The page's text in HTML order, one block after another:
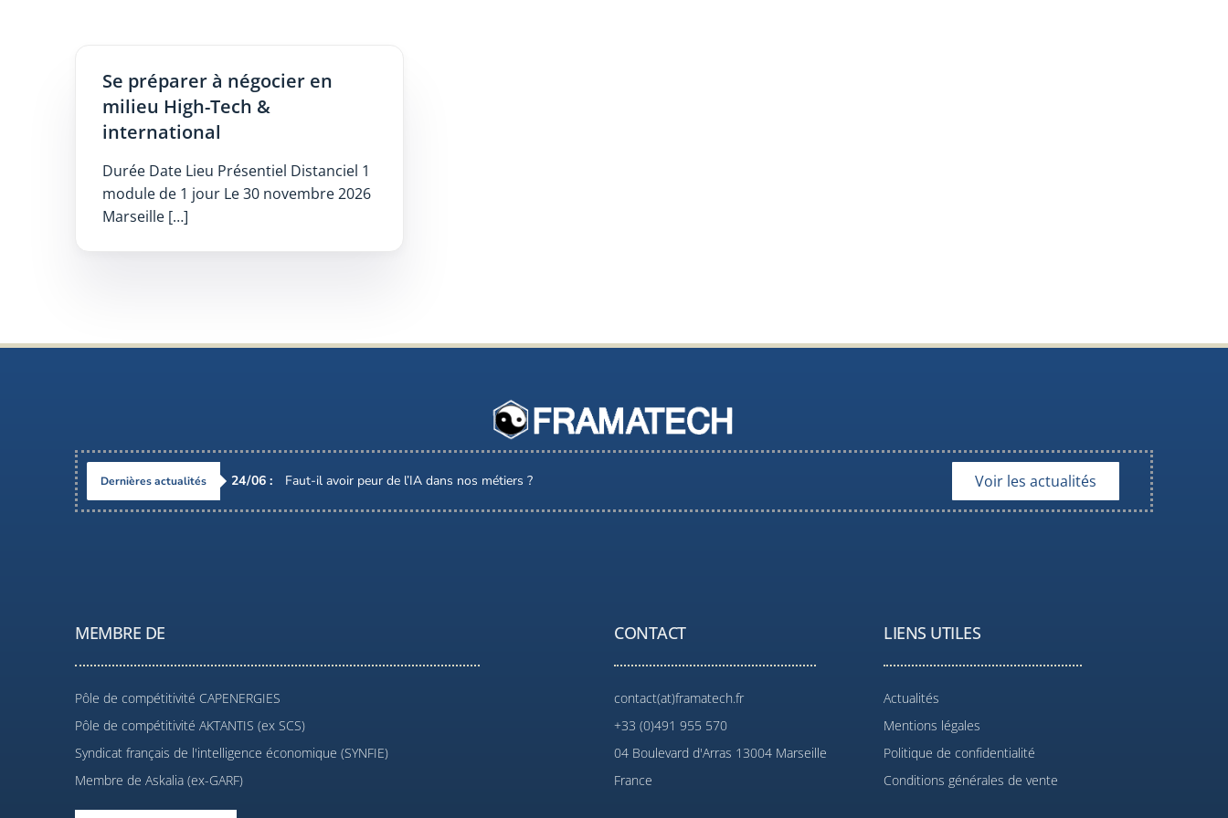
Se préparer à négocier en
milieu High-Tech &
international
Durée Date Lieu Présentiel Distanciel 1
module de 1 jour Le 30 novembre 2026
Marseille […]
Dernières actualités 24/06 : Faut-il avoir peur de l’IA dans nos métiers ? Voir les actualités
MEMBRE DE
Pôle de compétitivité CAPENERGIES
Pôle de compétitivité AKTANTIS (ex SCS)
Syndicat français de l'intelligence économique (SYNFIE)
Membre de Askalia (ex-GARF)
CONTACT
contact(at)framatech.fr
+33 (0)491 955 570
04 Boulevard d'Arras 13004 Marseille
France
LIENS UTILES
Actualités
Mentions légales
Politique de confidentialité
Conditions générales de vente